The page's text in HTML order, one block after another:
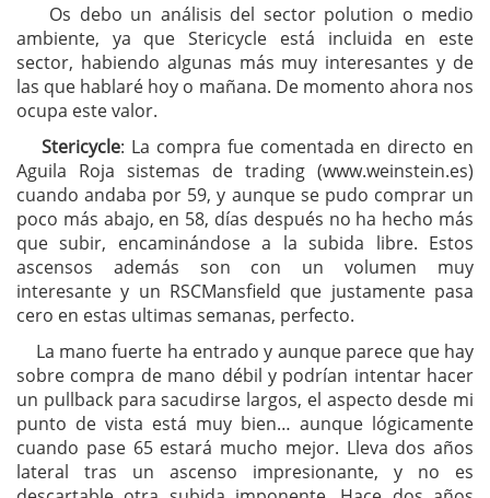
Os debo un análisis del sector polution o medio
ambiente, ya que Stericycle está incluida en este
sector, habiendo algunas más muy interesantes y de
las que hablaré hoy o mañana. De momento ahora nos
ocupa este valor.
Stericycle: La compra fue comentada en directo en
Aguila Roja sistemas de trading (www.weinstein.es)
cuando andaba por 59, y aunque se pudo comprar un
poco más abajo, en 58, días después no ha hecho más
que subir, encaminándose a la subida libre. Estos
ascensos además son con un volumen muy
interesante y un RSCMansfield que justamente pasa
cero en estas ultimas semanas, perfecto.
La mano fuerte ha entrado y aunque parece que hay
sobre compra de mano débil y podrían intentar hacer
un pullback para sacudirse largos, el aspecto desde mi
punto de vista está muy bien… aunque lógicamente
cuando pase 65 estará mucho mejor. Lleva dos años
lateral tras un ascenso impresionante, y no es